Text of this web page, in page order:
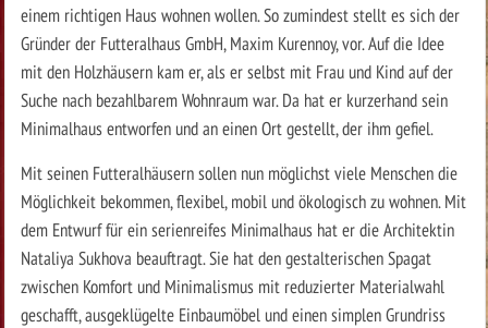
einem richtigen Haus wohnen wollen. So zumindest stellt es sich der
Gründer der Futteralhaus GmbH, Maxim Kurennoy, vor. Auf die Idee
mit den Holzhäusern kam er, als er selbst mit Frau und Kind auf der
Suche nach bezahlbarem Wohnraum war. Da hat er kurzerhand sein
Minimalhaus entworfen und an einen Ort gestellt, der ihm gefiel.
Mit seinen Futteralhäusern sollen nun möglichst viele Menschen die
Möglichkeit bekommen, flexibel, mobil und ökologisch zu wohnen. Mit
dem Entwurf für ein serienreifes Minimalhaus hat er die Architektin
Nataliya Sukhova beauftragt. Sie hat den gestalterischen Spagat
zwischen Komfort und Minimalismus mit reduzierter Materialwahl
geschafft, ausgeklügelte Einbaumöbel und einen simplen Grundriss